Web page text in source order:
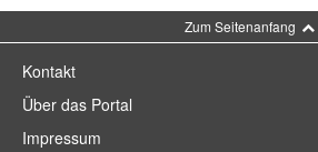
Zum Seitenanfang
Kontakt
Über das Portal
Impressum